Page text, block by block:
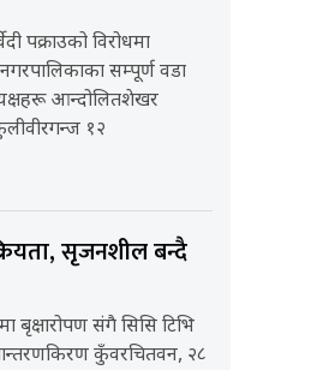
पक्राउको विरोधमा
सम्पूर्ण वडा
आन्दोलितशेखर
१२
सृजनशील बन्दै
बृक्षारोपण संगै सिसि टिभि
कुँवरचितवन, २८